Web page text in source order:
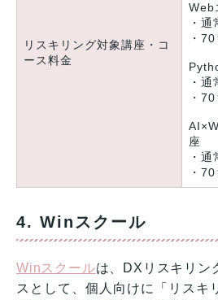
リスキリング対象講座・コ
ース料金
Web
・
・
・
・
座
・
・
4. Winスクール
Winスクールは、DXリスキリン
スとして、個人向けに「リスキ